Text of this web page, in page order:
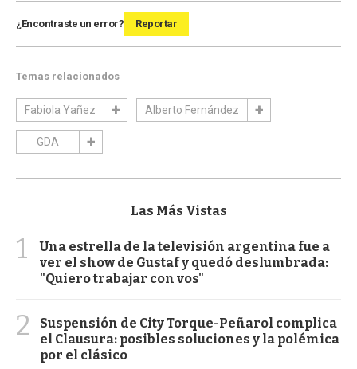
¿Encontraste un error? Reportar
Temas relacionados
Fabiola Yañez Alberto Fernández
GDA
Las Más Vistas
1
Una estrella de la televisión argentina fue a
ver el show de Gustaf y quedó deslumbrada:
"Quiero trabajar con vos"
2
Suspensión de City Torque-Peñarol complica
el Clausura: posibles soluciones y la polémica
por el clásico